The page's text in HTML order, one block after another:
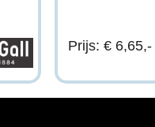
Prijs: € 6,65,-